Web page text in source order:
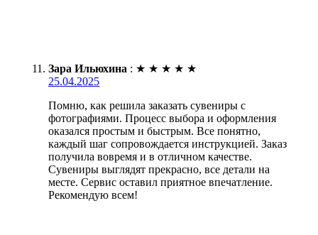
Зара Ильюхина : ★ ★ ★ ★ ★
25.04.2025
Помню, как решила заказать сувениры с
фотографиями. Процесс выбора и оформления
оказался простым и быстрым. Все понятно,
каждый шаг сопровождается инструкцией. Заказ
получила вовремя и в отличном качестве.
Сувениры выглядят прекрасно, все детали на
месте. Сервис оставил приятное впечатление.
Рекомендую всем!